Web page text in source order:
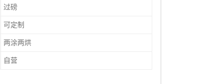
过磅
可定制
两涂两烘
自营